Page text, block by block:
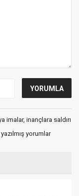
imalar, inançlara saldırı
yorumlar